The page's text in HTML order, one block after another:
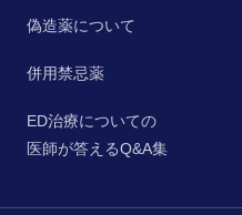
偽造薬について
併用禁忌薬
ED治療についての
医師が答えるQ&A集